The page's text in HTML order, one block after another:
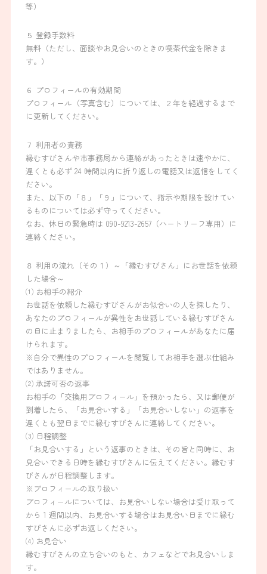
等）
５ 登録手数料
無料（ただし、面談やお見合いのときの喫茶代金を除きま
す。）
６ プロフィールの有効期間
プロフィール（写真含む）については、２年を経過するまで
に更新してください。
７ 利用者の責務
縁むすびさんや市事務局から連絡があったときは速やかに、
遅くとも必ず 24 時間以内に折り返しの電話又は返信をしてく
ださい。
また、以下の「８」「９」について、指示や期限を設けてい
るものについては必ず守ってください。
なお、休日の緊急時は 090-9213-2657（ハートリーフ専用）に
連絡ください。
８ 利用の流れ（その１）～「縁むすびさん」にお世話を依頼
した場合～
⑴ お相手の紹介
お世話を依頼した縁むすびさんがお似合いの人を探したり、
あなたのプロフィールが異性をお世話している縁むすびさん
の目に止まりましたら、お相手のプロフィールがあなたに届
けられます。
※自分で異性のプロフィールを閲覧してお相手を選ぶ仕組み
ではありません。
⑵ 承諾可否の返事
お相手の「交換用プロフィール」を預かったら、又は郵便が
到着したら、「お見合いする」「お見合いしない」の返事を
遅くとも翌日までに縁むすびさんに連絡してください。
⑶ 日程調整
「お見合いする」という返事のときは、その旨と同時に、お
見合いできる日時を縁むすびさんに伝えてください。縁むす
びさんが日程調整します。
※プロフィールの取り扱い
プロフィールについては、お見合いしない場合は受け取って
から 1 週間以内、お見合いする場合はお見合い日までに縁む
すびさんに必ずお返しください。
⑷ お見合い
縁むすびさんの立ち合いのもと、カフェなどでお見合いしま
す。